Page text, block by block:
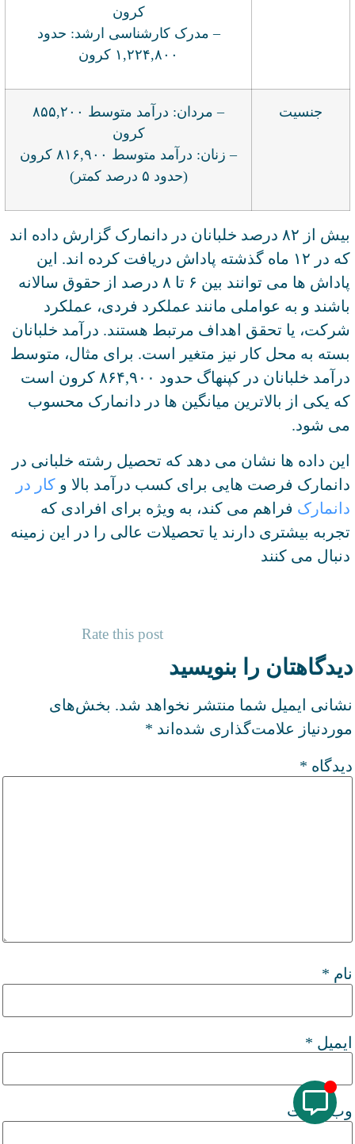
کرون
– مدرک کارشناسی ارشد: حدود
۱,۲۲۴,۸۰۰ کرون
جنسیت
– مردان: درآمد متوسط ۸۵۵,۲۰۰
کرون
– زنان: درآمد متوسط ۸۱۶,۹۰۰ کرون
(حدود ۵ درصد کمتر)
بیش از ۸۲ درصد خلبانان در دانمارک گزارش داده اند
که در ۱۲ ماه گذشته پاداش دریافت کرده اند. این
پاداش ها می توانند بین ۶ تا ۸ درصد از حقوق سالانه
باشند و به عواملی مانند عملکرد فردی، عملکرد
شرکت، یا تحقق اهداف مرتبط هستند. درآمد خلبانان
بسته به محل کار نیز متغیر است. برای مثال، متوسط
درآمد خلبانان در کپنهاگ حدود ۸۶۴,۹۰۰ کرون است
که یکی از بالاترین میانگین ها در دانمارک محسوب
می شود.
این داده ها نشان می دهد که تحصیل رشته خلبانی در
دانمارک فرصت هایی برای کسب درآمد بالا و کار در
دانمارک فراهم می کند، به ویژه برای افرادی که
تجربه بیشتری دارند یا تحصیلات عالی را در این زمینه
دنبال می کنند
Rate this post
دیدگاهتان را بنویسید
نشانی ایمیل شما منتشر نخواهد شد. بخش‌های
موردنیاز علامت‌گذاری شده‌اند *
دیدگاه *
نام *
ایمیل *
وب‌ سایت